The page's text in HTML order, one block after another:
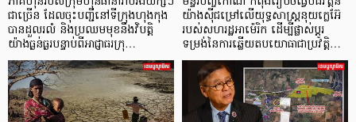
ជាច្រើន ដែលចុះបញ្ជីនៅទីក្រុងហុងកុង
បានដួលរលំ និងប្រឈមមុខនឹងវិបត្តិ
យ៉ាងធ្ងន់ធ្ងរបន្ទាប់ពីអាជ្ញាធរក្រុ…
យ៉ាងស៊ីជម្រៅលើយុទ្ធសាស្ត្រនុយក្លេអ៊ែ
របស់សហរដ្ឋអាម៉េរិក ដើម្បីផ្លាស់ប្តូរ
ទម្រង់នៃការឆ្លើយតបយោធាជាប្រវត្តិ…